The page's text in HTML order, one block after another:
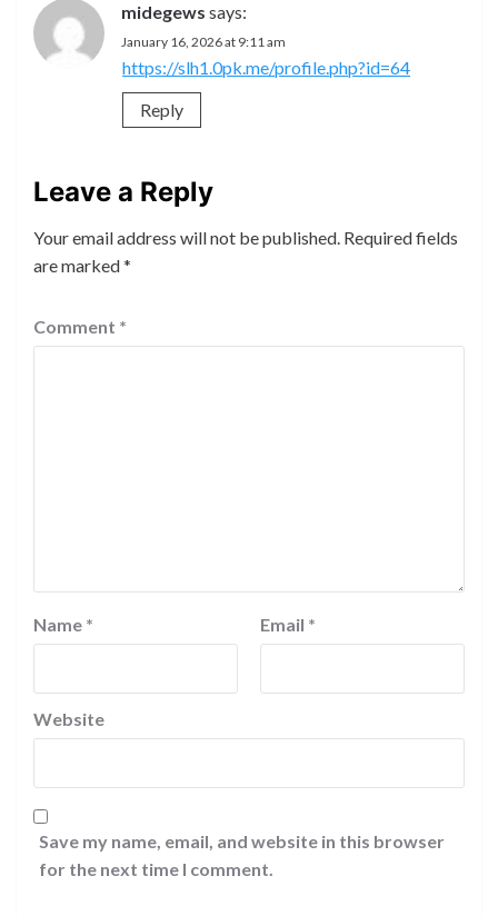
midegews says:
January 16, 2026 at 9:11 am
https://slh1.0pk.me/profile.php?id=64
Reply
Leave a Reply
Your email address will not be published. Required fields
are marked*
Comment *
Name * Email *
Website
Save my name, email, and website in this browser
for the next time I comment.